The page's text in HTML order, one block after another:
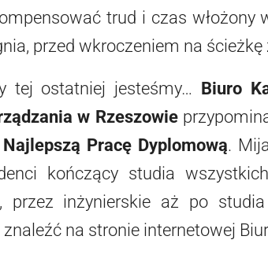
trud i czas włożony
przed wkroczeniem na
tej ostatniej jesteśmy… Biuro
w Rzeszowie
Pracę Dyplomową.
kończący studia
przez inżynierskie aż po
na stronie internetowej